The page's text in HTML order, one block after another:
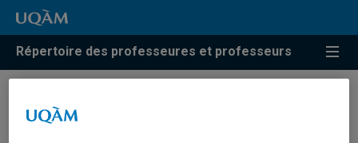
Répertoire des professeures et professeurs